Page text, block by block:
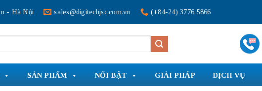
- Hà Nội sales@digitechjsc.com.vn (+84-24) 3776 5866
SẢN PHẨM NỔI BẬT GIẢI PHÁP DỊCH VỤ